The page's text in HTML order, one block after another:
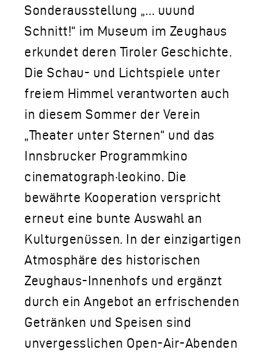
Sonderausstellung „… uuund
Schnitt!“ im Museum im Zeughaus
erkundet deren Tiroler Geschichte.
Die Schau- und Lichtspiele unter
freiem Himmel verantworten auch
in diesem Sommer der Verein
„Theater unter Sternen“ und das
Innsbrucker Programmkino
cinematograph·leokino. Die
bewährte Kooperation verspricht
erneut eine bunte Auswahl an
Kulturgenüssen. In der einzigartigen
Atmosphäre des historischen
Zeughaus-Innenhofs und ergänzt
durch ein Angebot an erfrischenden
Getränken und Speisen sind
unvergesslichen Open-Air-Abenden